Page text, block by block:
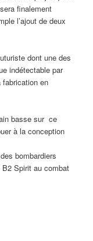
finalement
l’ajout de deux
dont une des
indétectable par
en
basse sur ce
à la conception
bombardiers
Spirit au combat